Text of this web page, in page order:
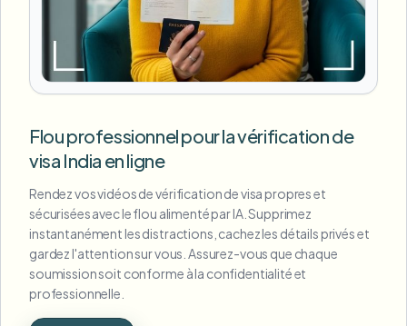
Flou professionnel pour la vérification de
visa India en ligne
Rendez vos vidéos de vérification de visa propres et
sécurisées avec le flou alimenté par IA. Supprimez
instantanément les distractions, cachez les détails privés et
gardez l'attention sur vous. Assurez-vous que chaque
soumission soit conforme à la confidentialité et
professionnelle.